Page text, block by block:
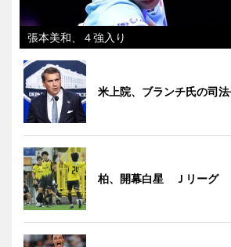
張本美和、４強入り
米上院、ブランチ氏の司
柏、開幕白星 Ｊリーグ